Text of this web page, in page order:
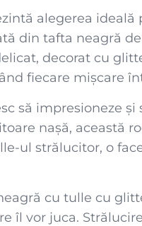
alegerea
din tafta neagră
decorat cu
fiecare mișcare
să impresioneze
nașă, această
ul strălucitor, o
cu tulle cu
îl vor juca.